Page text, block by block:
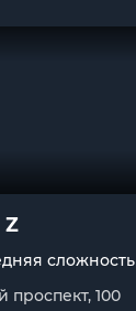
Z
сложность
проспект, 100